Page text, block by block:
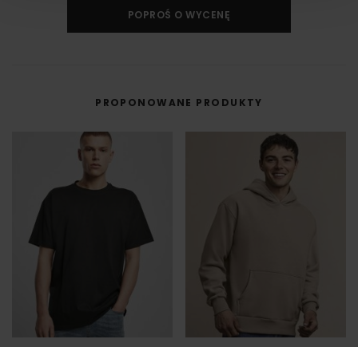
Druk cyfrowy (DTG - Direct to Gourment) to metoda zdobienia,
umożliwiająca na bezpośredni nadruk z pliku cyfrowego na odzieży lub
FILM - https://www.youtube.com/watch?v=hQHB5Np5ooY
POPROŚ O WYCENĘ
PROPONOWANE PRODUKTY